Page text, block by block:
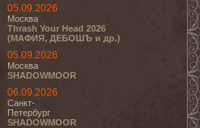
05.09.2026
Москва
Thrash Your Head 2026
(МАФИЯ, ДЕБОШЪ и др.)
05.09.2026
Москва
SHADOWMOOR
06.09.2026
Санкт-
Петербург
SHADOWMOOR